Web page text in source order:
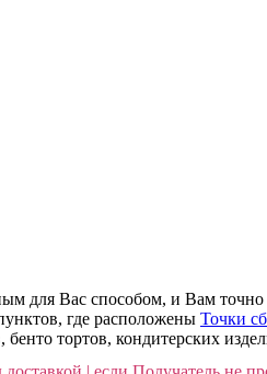
для Вас способом, и Вам
где расположены Точки
тортов, кондитерских